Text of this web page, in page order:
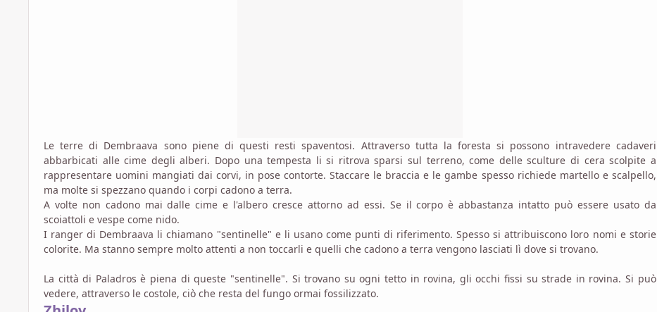
Le terre di Dembraava sono piene di questi resti spaventosi. Attraverso tutta la foresta si possono intravedere cadaveri
abbarbicati alle cime degli alberi. Dopo una tempesta li si ritrova sparsi sul terreno, come delle sculture di cera scolpite a
rappresentare uomini mangiati dai corvi, in pose contorte. Staccare le braccia e le gambe spesso richiede martello e scalpello,
ma molte si spezzano quando i corpi cadono a terra.
A volte non cadono mai dalle cime e l'albero cresce attorno ad essi. Se il corpo è abbastanza intatto può essere usato da
scoiattoli e vespe come nido.
I ranger di Dembraava li chiamano "sentinelle" e li usano come punti di riferimento. Spesso si attribuiscono loro nomi e storie
colorite. Ma stanno sempre molto attenti a non toccarli e quelli che cadono a terra vengono lasciati lì dove si trovano.
La città di Paladros è piena di queste "sentinelle". Si trovano su ogni tetto in rovina, gli occhi fissi su strade in rovina. Si può
vedere, attraverso le costole, ciò che resta del fungo ormai fossilizzato.